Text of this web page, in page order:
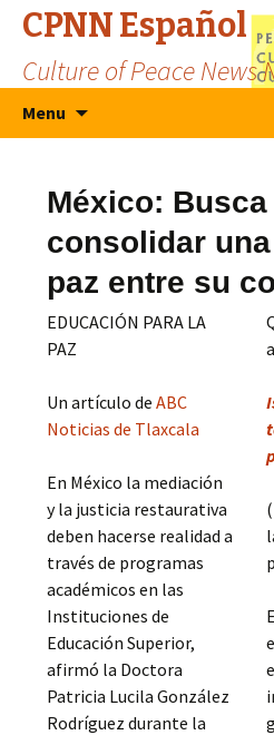
CPNN Español
Culture of Peace News
Menu
México: Busca
consolidar
paz entre su
EDUCACIÓN PARA LA
PAZ
Un artículo deABC
Noticias de Tlaxcala
En México la mediación
y la justicia restaurativa
deben hacerse realidad a
través de programas
académicos en las
Instituciones de
Educación Superior,
afirmó la Doctora
Patricia Lucila González
Rodríguez durante la